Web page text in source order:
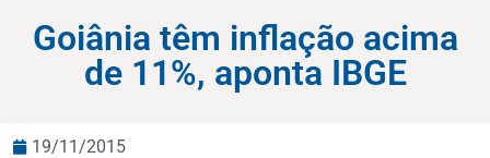
Goiânia têm inflação acima
de 11%, aponta IBGE
19/11/2015